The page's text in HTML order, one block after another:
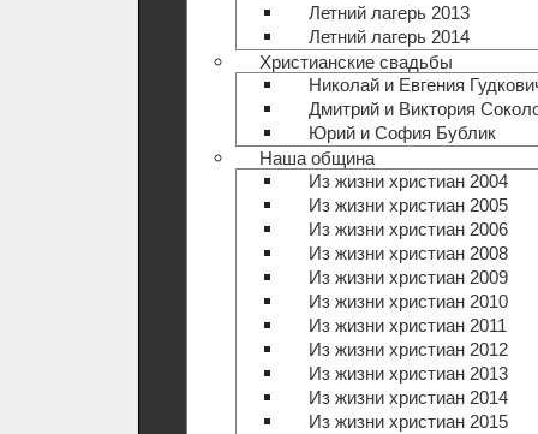
Летний лагерь 2013
Летний лагерь 2014
Христианские свадьбы
Николай и Евгения
Дмитрий и Виктория
Юрий и София Бублик
Наша община
Из жизни христиан 2004
Из жизни христиан 2005
Из жизни христиан 2006
Из жизни христиан 2008
Из жизни христиан 2009
Из жизни христиан 2010
Из жизни христиан 2011
Из жизни христиан 2012
Из жизни христиан 2013
Из жизни христиан 2014
Из жизни христиан 2015